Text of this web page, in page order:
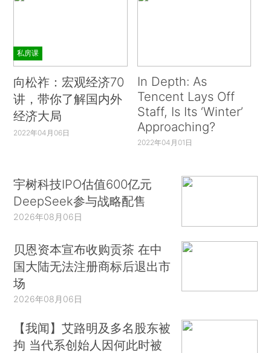
私房课
向松祚：宏观经济70
讲，带你了解国内外
经济大局
2022年04月06日
In Depth: As
Tencent Lays Off
Staff, Is Its ‘Winter’
Approaching?
2022年04月01日
宇树科技IPO估值600亿元
DeepSeek参与战略配售
2026年08月06日
贝恩资本宣布收购贡茶 在中
国大陆无法注册商标后退出市
场
2026年08月06日
【我闻】艾路明及多名股东被
拘 当代系创始人因何此时被